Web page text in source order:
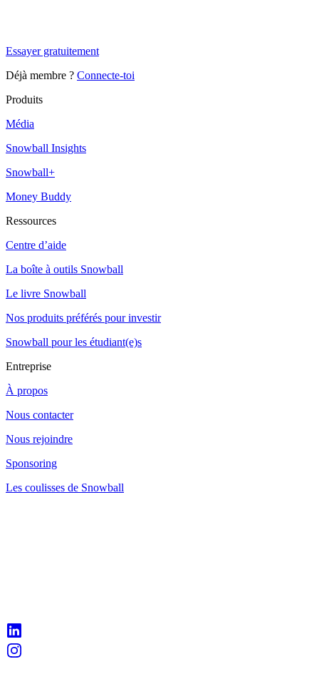
Essayer gratuitement
Déjà membre ? Connecte-toi
Produits
Média
Snowball Insights
Snowball+
Money Buddy
Ressources
Centre d’aide
La boîte à outils Snowball
Le livre Snowball
Nos produits préférés pour investir
Snowball pour les étudiant(e)s
Entreprise
À propos
Nous contacter
Nous rejoindre
Sponsoring
Les coulisses de Snowball